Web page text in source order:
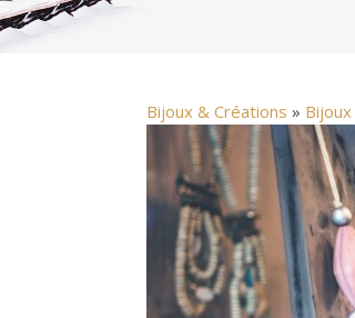
Bijoux & Créations » Bijoux